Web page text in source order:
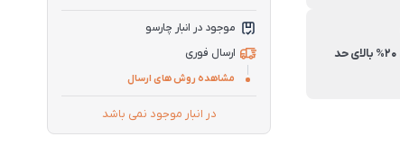
راندمان احتراق 20% بالای حد
موجود در انبار چارسو
ارسال فوری
مشاهده روش های ارسال
در انبار موجود نمی باشد